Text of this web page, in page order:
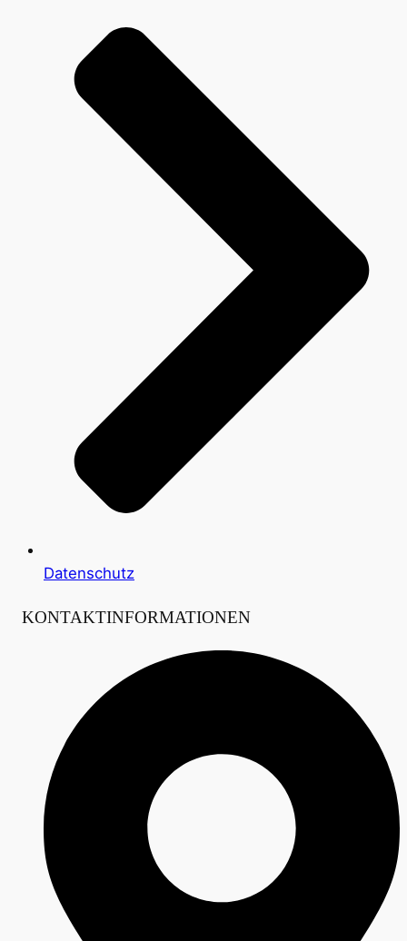
Datenschutz
KONTAKTINFORMATIONEN